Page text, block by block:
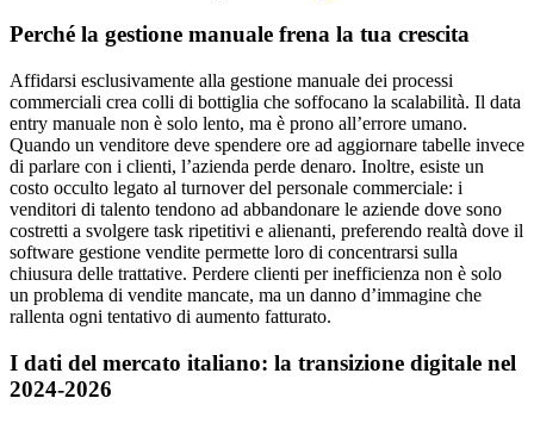
Perché la gestione manuale frena la tua crescita
Affidarsi esclusivamente alla gestione manuale dei processi
commerciali crea colli di bottiglia che soffocano la scalabilità. Il data
entry manuale non è solo lento, ma è prono all’errore umano.
Quando un venditore deve spendere ore ad aggiornare tabelle invece
di parlare con i clienti, l’azienda perde denaro. Inoltre, esiste un
costo occulto legato al turnover del personale commerciale: i
venditori di talento tendono ad abbandonare le aziende dove sono
costretti a svolgere task ripetitivi e alienanti, preferendo realtà dove il
software gestione vendite permette loro di concentrarsi sulla
chiusura delle trattative. Perdere clienti per inefficienza non è solo
un problema di vendite mancate, ma un danno d’immagine che
rallenta ogni tentativo di aumento fatturato.
I dati del mercato italiano: la transizione digitale nel
2024-2026